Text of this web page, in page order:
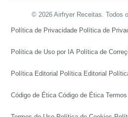
© 2026 Airfryer Receitas. Todos
Política de Privacidade Política de
Política de Uso por IA Política de
Política Editorial Política Editorial
Código de Ética Código de Ética